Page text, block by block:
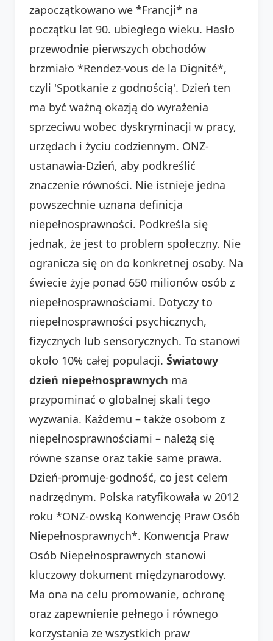
zapoczątkowano we *Francji* na
początku lat 90. ubiegłego wieku. Hasło
przewodnie pierwszych obchodów
brzmiało *Rendez-vous de la Dignité*,
czyli 'Spotkanie z godnością'. Dzień ten
ma być ważną okazją do wyrażenia
sprzeciwu wobec dyskryminacji w pracy,
urzędach i życiu codziennym. ONZ-
ustanawia-Dzień, aby podkreślić
znaczenie równości. Nie istnieje jedna
powszechnie uznana definicja
niepełnosprawności. Podkreśla się
jednak, że jest to problem społeczny. Nie
ogranicza się on do konkretnej osoby. Na
świecie żyje ponad 650 milionów osób z
niepełnosprawnościami. Dotyczy to
niepełnosprawności psychicznych,
fizycznych lub sensorycznych. To stanowi
około 10% całej populacji. Światowy
dzień niepełnosprawnych ma
przypominać o globalnej skali tego
wyzwania. Każdemu – także osobom z
niepełnosprawnościami – należą się
równe szanse oraz takie same prawa.
Dzień-promuje-godność, co jest celem
nadrzędnym. Polska ratyfikowała w 2012
roku *ONZ-owską Konwencję Praw Osób
Niepełnosprawnych*. Konwencja Praw
Osób Niepełnosprawnych stanowi
kluczowy dokument międzynarodowy.
Ma ona na celu promowanie, ochronę
oraz zapewnienie pełnego i równego
korzystania ze wszystkich praw